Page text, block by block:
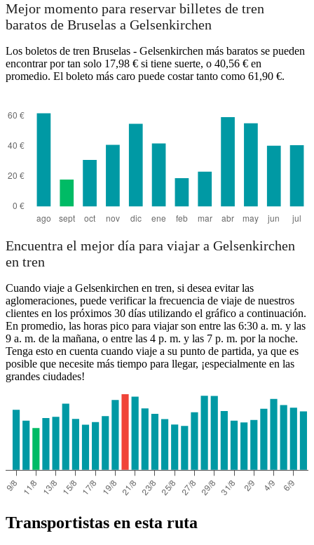
Mejor momento para reservar billetes de tren
baratos de Bruselas a Gelsenkirchen
Los boletos de tren Bruselas - Gelsenkirchen más baratos se pueden
encontrar por tan solo 17,98 € si tiene suerte, o 40,56 € en
promedio. El boleto más caro puede costar tanto como 61,90 €.
Encuentra el mejor día para viajar a Gelsenkirchen
en tren
Cuando viaje a Gelsenkirchen en tren, si desea evitar las
aglomeraciones, puede verificar la frecuencia de viaje de nuestros
clientes en los próximos 30 días utilizando el gráfico a continuación.
En promedio, las horas pico para viajar son entre las 6:30 a. m. y las
9 a. m. de la mañana, o entre las 4 p. m. y las 7 p. m. por la noche.
Tenga esto en cuenta cuando viaje a su punto de partida, ya que es
posible que necesite más tiempo para llegar, ¡especialmente en las
grandes ciudades!
Transportistas en esta ruta